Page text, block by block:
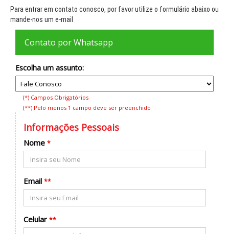
Para entrar em contato conosco, por favor utilize o formulário abaixo ou
mande-nos um e-mail
Contato por Whatsapp
Escolha um assunto:
(*) Campos Obrigatórios
(**) Pelo menos 1 campo deve ser preenchido
Informações Pessoais
Nome *
Email **
Celular **